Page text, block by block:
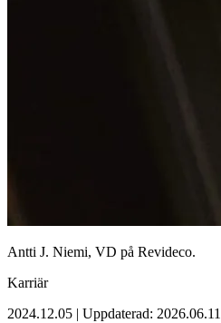
Antti J. Niemi, VD på Revideco.
Karriär
2024.12.05 | Uppdaterad: 2026.06.11